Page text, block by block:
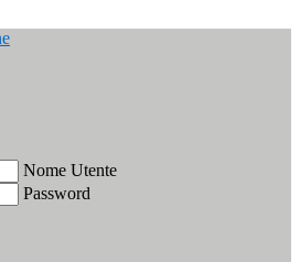
Nome Utente
Password